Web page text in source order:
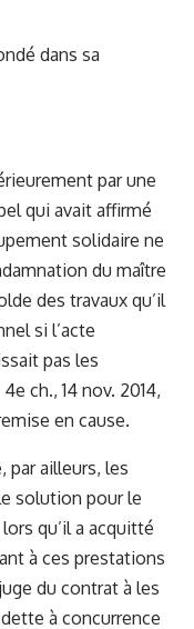
dans sa
par une
qui avait affirmé
solidaire ne
du maître
des travaux qu’il
si l’acte
pas les
ch., 14 nov. 2014,
en cause.
par ailleurs, les
solution pour le
qu’il a acquitté
à ces prestations
du contrat à les
à concurrence